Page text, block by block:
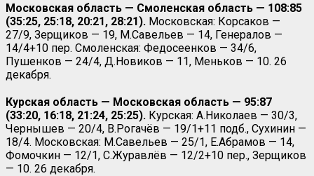
Московская область — Смоленская область — 108:85
(35:25, 25:18, 20:21, 28:21). Московская: Корсаков —
27/9, Зерщиков — 19, М.Савельев — 14, Генералов —
14/4+10 пер. Смоленская: Федосеенков — 34/6,
Пушенков — 24/4, Д.Новиков — 11, Меньков — 10. 26
декабря.
Курская область — Московская область — 95:87
(33:20, 16:18, 21:24, 25:25). Курская: А.Николаев — 30/3,
Чернышев — 20/4, В.Рогачёв — 19/1+11 подб., Сухинин —
18/4. Московская: М.Савельев — 25/1, Е.Абрамов — 14,
Фомочкин — 12/1, С.Журавлёв — 12/2+10 пер., Зерщиков
— 10. 26 декабря.